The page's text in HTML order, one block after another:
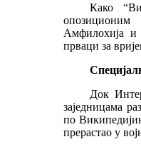
Како
опозиционим
Амфилохија и
прваци за
Док
заједницама
по
прерастао у